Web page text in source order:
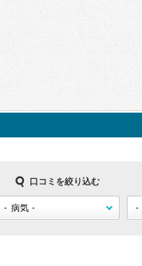
口コミを絞り込む